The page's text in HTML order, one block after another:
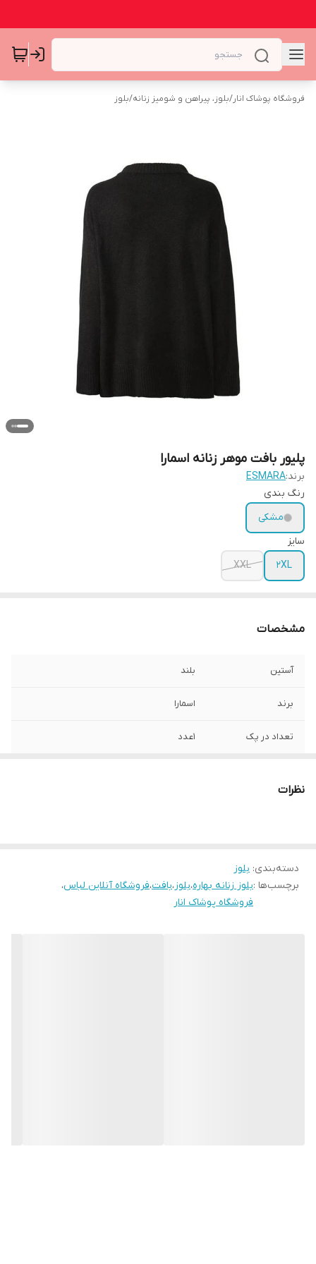
فروشگاه پوشاک انار/بلوز، پیراهن و شومیز زنانه/بلوز
پلیور بافت موهر زنانه اسمارا
برند:ESMARA
رنگ بندی
مشکی
سایز
2XL
XXL
مشخصات
آستین بلند
برند اسمارا
تعداد در پک 1عدد
قد
ساده
نظرات
دسته‌بندی: بلوز
برچسب‌ها :بلوز زنانه بهاره،بلوز،بافت،فروشگاه آنلاین لباس،
فروشگاه پوشاک انار